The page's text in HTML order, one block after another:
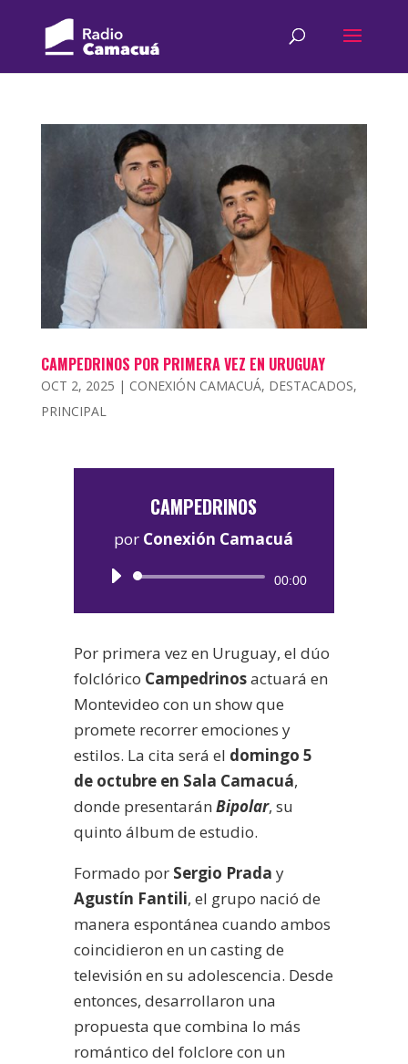
CAMPEDRINOS POR PRIMERA VEZ EN URUGUAY
OCT 2, 2025 | CONEXIÓN CAMACUÁ, DESTACADOS,
PRINCIPAL
CAMPEDRINOS
por Conexión Camacuá
Reproductor
00:00
Por primera vez en Uruguay, el dúo
folclórico Campedrinosactuará en
Montevideo con un show que
promete recorrer emociones y
estilos. La cita será el domingo 5
de octubre en Sala Camacuá,
donde presentarán Bipolar, su
quinto álbum de estudio.
Formado porSergio Prada y
Agustín Fantili, el grupo nació de
manera espontánea cuando ambos
coincidieron en un casting de
televisión en su adolescencia. Desde
entonces, desarrollaron una
propuesta que combina lo más
romántico del folclore con un